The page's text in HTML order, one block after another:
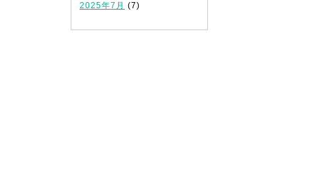
2025年7月 (7)